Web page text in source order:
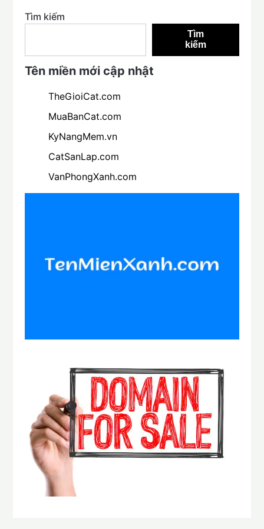
Tìm kiếm
Tìm
kiếm
Tên miền mới cập nhật
TheGioiCat.com
MuaBanCat.com
KyNangMem.vn
CatSanLap.com
VanPhongXanh.com